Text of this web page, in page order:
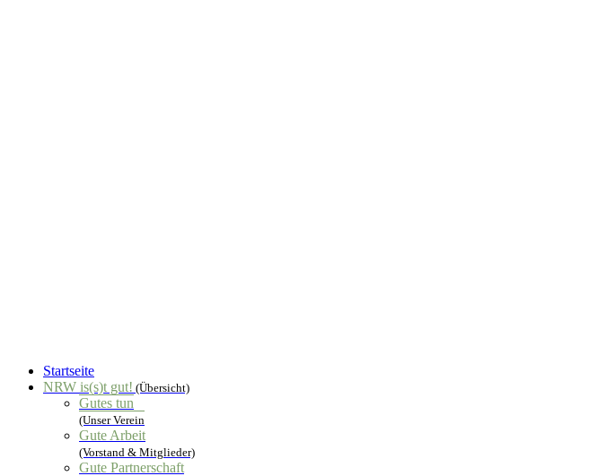
Startseite
NRW is(s)t gut! (Übersicht)
Gutes tun
(Unser Verein
Gute Arbeit
(Vorstand & Mitglieder)
Gute Partnerschaft